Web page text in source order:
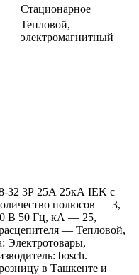
Стационарное
Тепловой,
электромагнитный
32 3Р 25А 25кА IEK с
полюсов — 3,
В 50 Гц, кА — 25,
— Тепловой,
Электротовары,
bosch.
в Ташкенте и